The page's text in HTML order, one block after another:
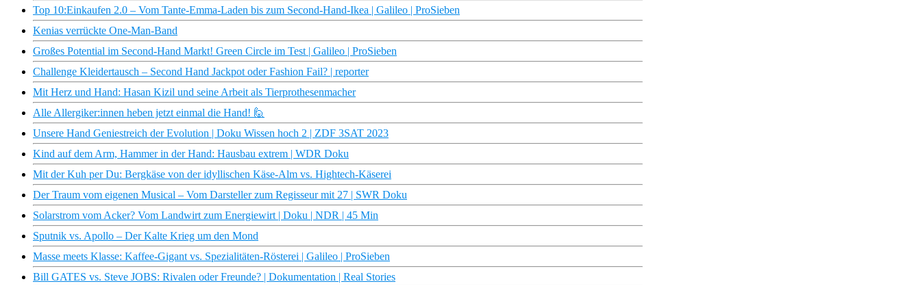
Top 10:Einkaufen 2.0 – Vom Tante-Emma-Laden bis zum Second-Hand-Ikea | Galileo | ProSieben
Kenias verrückte One-Man-Band
Großes Potential im Second-Hand Markt! Green Circle im Test | Galileo | ProSieben
Challenge Kleidertausch – Second Hand Jackpot oder Fashion Fail? | reporter
Mit Herz und Hand: Hasan Kizil und seine Arbeit als Tierprothesenmacher
Alle Allergiker:innen heben jetzt einmal die Hand! 🙋
Unsere Hand Geniestreich der Evolution | Doku Wissen hoch 2 | ZDF 3SAT 2023
Kind auf dem Arm, Hammer in der Hand: Hausbau extrem | WDR Doku
Mit der Kuh per Du: Bergkäse von der idyllischen Käse-Alm vs. Hightech-Käserei
Der Traum vom eigenen Musical – Vom Darsteller zum Regisseur mit 27 | SWR Doku
Solarstrom vom Acker? Vom Landwirt zum Energiewirt | Doku | NDR | 45 Min
Sputnik vs. Apollo – Der Kalte Krieg um den Mond
Masse meets Klasse: Kaffee-Gigant vs. Spezialitäten-Rösterei | Galileo | ProSieben
Bill GATES vs. Steve JOBS: Rivalen oder Freunde? | Dokumentation | Real Stories